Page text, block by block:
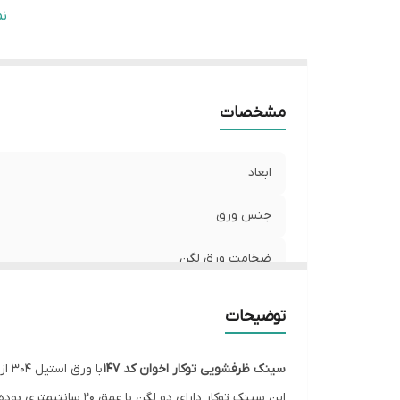
مشخصات
ابعاد
جنس ورق
ضخامت ورق لگن
توضیحات
سینک ظرفشویی توکار اخوان کد 147
با ورق استیل 304 از نوع استیل ساده با ضخامت ورق 0.8 میلیمتری است.